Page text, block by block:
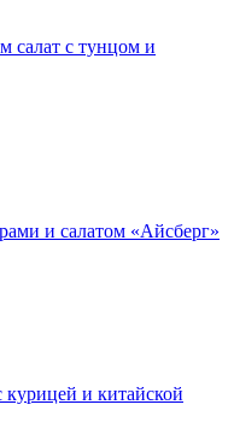
салат с тунцом и
и салатом «Айсберг»
курицей и китайской